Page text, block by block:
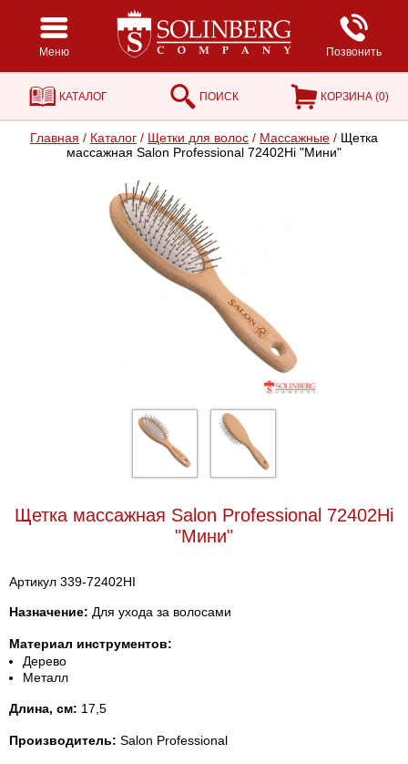
Меню Позвонить
КАТАЛОГ ПОИСК КОРЗИНА (0)
Главная / Каталог / Щетки для волос / Массажные / Щетка
массажная Salon Professional 72402Hi "Мини"
Щетка массажная Salon Professional 72402Hi
"Мини"
Артикул 339-72402HI
Назначение: Для ухода за волосами
Материал инструментов:
Дерево
Металл
Длина, см: 17,5
Производитель: Salon Professional